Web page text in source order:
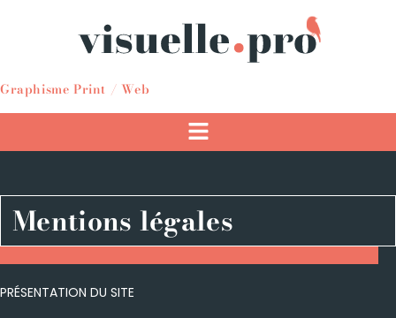
Graphisme Print / Web
Mentions légales
PRÉSENTATION DU SITE